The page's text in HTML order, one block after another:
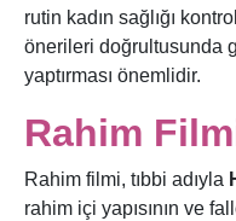
rutin kadın sağlığı
önerileri doğrultusunda
yaptırması önemlidir.
Rahim
Rahim filmi, tıbbi adıyla
rahim içi yapısının ve